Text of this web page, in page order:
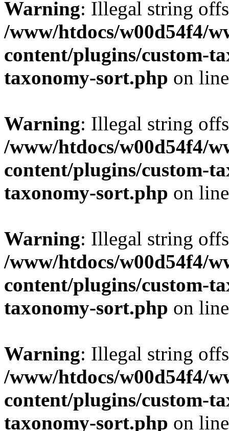
Warning: Illegal string
/www/htdocs/w00d54f4/
content/plugins/custom-
taxonomy-sort.php on
Warning: Illegal string
/www/htdocs/w00d54f4/
content/plugins/custom-
taxonomy-sort.php on
Warning: Illegal string
/www/htdocs/w00d54f4/
content/plugins/custom-
taxonomy-sort.php on
Warning: Illegal string
/www/htdocs/w00d54f4/
content/plugins/custom-
taxonomy-sort.php on